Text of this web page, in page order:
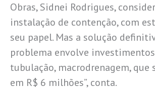
Obras, Sidnei Rodrigues,
instalação de contenção, com
seu papel. Mas a solução
problema envolve
tubulação, macrodrenagem, que
em R$ 6 milhões”, conta.